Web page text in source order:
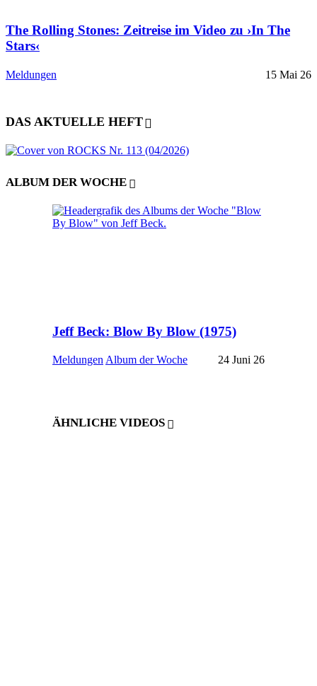
The Rolling Stones: Zeitreise im Video zu ›In The
Stars‹
Meldungen 15 Mai 26
DAS AKTUELLE HEFT
ALBUM DER WOCHE
Jeff Beck: Blow By Blow (1975)
Meldungen Album der Woche 24 Juni 26
ÄHNLICHE VIDEOS